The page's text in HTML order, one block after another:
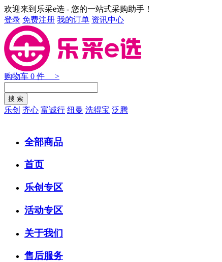
欢迎来到乐采e选 - 您的一站式采购助手！
登录 免费注册 我的订单 资讯中心
购物车 0 件 >
乐创 齐心 富诚行 纽曼 洗得宝 泛腾
全部商品
首页
乐创专区
活动专区
关于我们
售后服务